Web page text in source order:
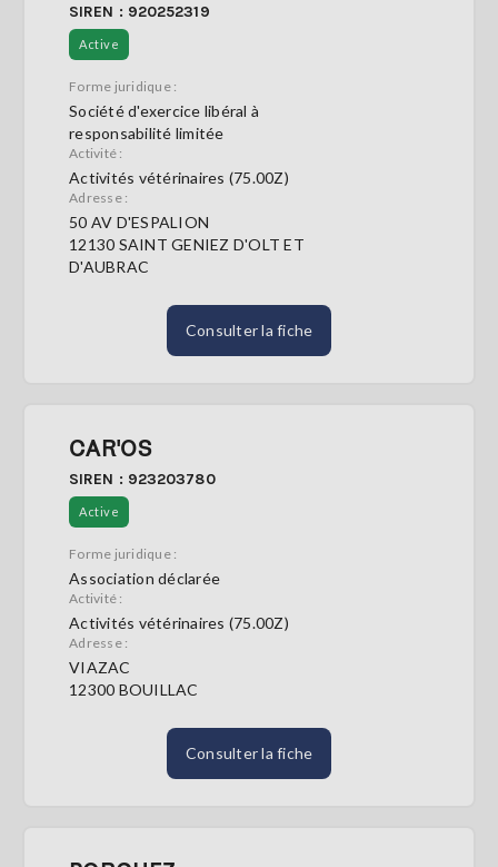
SIREN : 920252319
Active
Forme juridique :
Société d'exercice libéral à
responsabilité limitée
Activité :
Activités vétérinaires (75.00Z)
Adresse :
50 AV D'ESPALION
12130 SAINT GENIEZ D'OLT ET
D'AUBRAC
Consulter la fiche
CAR'OS
SIREN : 923203780
Active
Forme juridique :
Association déclarée
Activité :
Activités vétérinaires (75.00Z)
Adresse :
VIAZAC
12300 BOUILLAC
Consulter la fiche